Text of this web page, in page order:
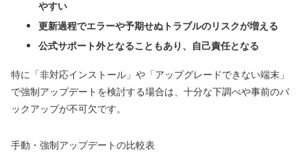
やすい
更新過程でエラーや予期せぬトラブルのリスクが増える
公式サポート外となることもあり、自己責任となる
特に「非対応インストール」や「アップグレードできない端末」
で強制アップデートを検討する場合は、十分な下調べや事前のバ
ックアップが不可欠です。
手動・強制アップデートの比較表